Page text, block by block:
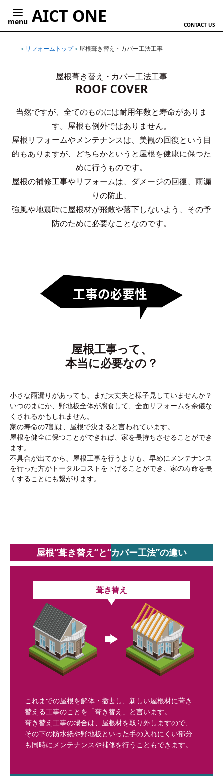
menu AICT ONE CONTACT US
ホーム
リフォームトップ 屋根葺き替え・カバー工法工事
屋根葺き替え・カバー工法工事
ROOF COVER
当然ですが、全てのものには耐用年数と寿命がありま
す。屋根も例外ではありません。
屋根リフォームやメンテナンスは、美観の回復という目
的もありますが、どちらかというと屋根を健康に保つた
めに行うものです。
屋根の補修工事やリフォームは、ダメージの回復、雨漏
りの防止、
強風や地震時に屋根材が飛散や落下しないよう、その予
防のために必要なことなのです。
屋根工事って、
本当に必要なの？
小さな雨漏りがあっても、まだ大丈夫と様子見していませんか？
いつのまにか、野地板全体が腐食して、全面リフォームを余儀な
くされるかもしれません。
家の寿命の7割は、屋根で決まると言われています。
屋根を健全に保つことができれば、家を長持ちさせることができ
ます。
不具合が出てから、屋根工事を行うよりも、早めにメンテナンス
を行った方がトータルコストを下げることができ、家の寿命を長
くすることにも繋がります。
屋根“葺き替え”と“カバー工法”の違い
葺き替え
これまでの屋根を解体・撤去し、新しい屋根材に葺き
替える工事のことを「葺き替え」と言います。
葺き替え工事の場合は、屋根材を取り外しますので、
その下の防水紙や野地板といった手の入れにくい部分
も同時にメンテナンスや補修を行うこともできます。